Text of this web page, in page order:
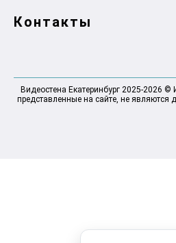
Контакты
Видеостена Екатеринбург 2025-2026
представленные на сайте, не являются